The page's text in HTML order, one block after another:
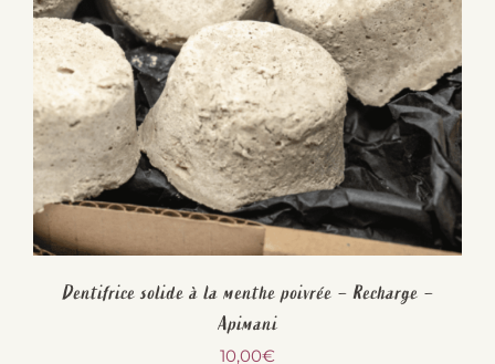
Dentifrice solide à la menthe poivrée – Recharge –
Apimani
10,00€